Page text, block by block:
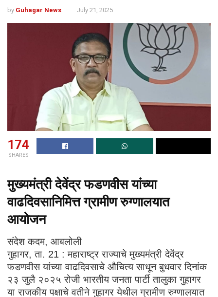
by Guhagar News July 21, 2025
174
SHARES
मुख्यमंत्री देवेंद्र फडणवीस यांच्या
वाढदिवसानिमित्त ग्रामीण रुग्णालयात
आयोजन
संदेश कदम, आबलोली
गुहागर, ता. 21 : महाराष्ट्र राज्याचे मुख्यमंत्री देवेंद्र
फडणवीस यांच्या वाढदिवसाचे औचित्य साधून बुधवार दिनांक
२३ जुलै २०२५ रोजी भारतीय जनता पार्टी तालुका गुहागर
या राजकीय पक्षाचे वतीने गुहागर येथील ग्रामीण रुग्णालयात